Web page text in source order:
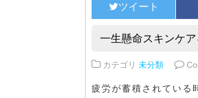
一生懸命スキンケ
カテゴリ 未分類
疲労が蓄積されている